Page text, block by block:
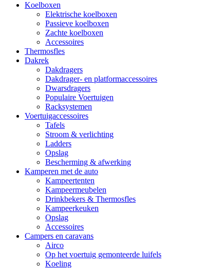
Koelboxen
Elektrische koelboxen
Passieve koelboxen
Zachte koelboxen
Accessoires
Thermosfles
Dakrek
Dakdragers
Dakdrager- en platformaccessoires
Dwarsdragers
Populaire Voertuigen
Racksystemen
Voertuigaccessoires
Tafels
Stroom & verlichting
Ladders
Opslag
Bescherming & afwerking
Kamperen met de auto
Kampeertenten
Kampeermeubelen
Drinkbekers & Thermosfles
Kampeerkeuken
Opslag
Accessoires
Campers en caravans
Airco
Op het voertuig gemonteerde luifels
Koeling